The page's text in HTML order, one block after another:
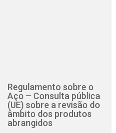
Regulamento sobre o
Aço – Consulta pública
(UE) sobre a revisão do
âmbito dos produtos
abrangidos